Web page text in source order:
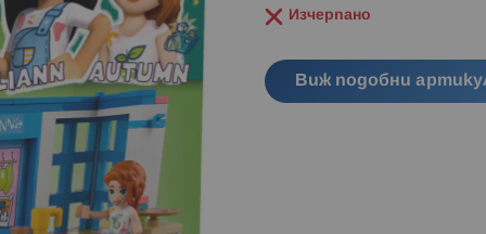
Изчерпано
Виж подобни